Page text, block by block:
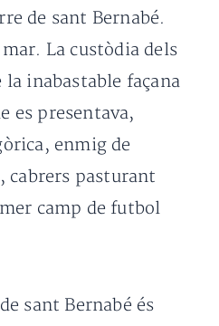
de sant Bernabé.
mar. La custòdia dels
inabastable façana
es presentava,
enmig de
cabrers pasturant
camp de futbol
sant Bernabé és